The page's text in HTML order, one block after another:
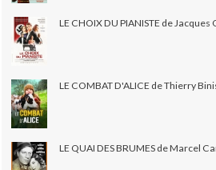
LE CHOIX DU PIANISTE de
LE COMBAT D'ALICE de Thierry
LE QUAI DES BRUMES de Marcel